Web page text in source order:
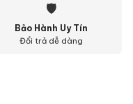
🛡
Bảo Hành Uy Tín
Đổi trả dễ dàng